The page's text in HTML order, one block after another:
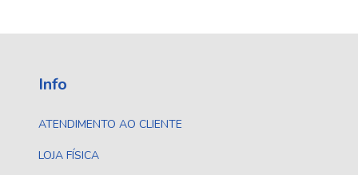
Info
ATENDIMENTO AO CLIENTE
LOJA FÍSICA